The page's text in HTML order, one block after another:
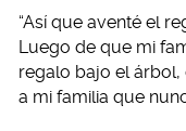
“Así que aventé el
Luego de que mi
regalo bajo el árbol,
a mi familia que